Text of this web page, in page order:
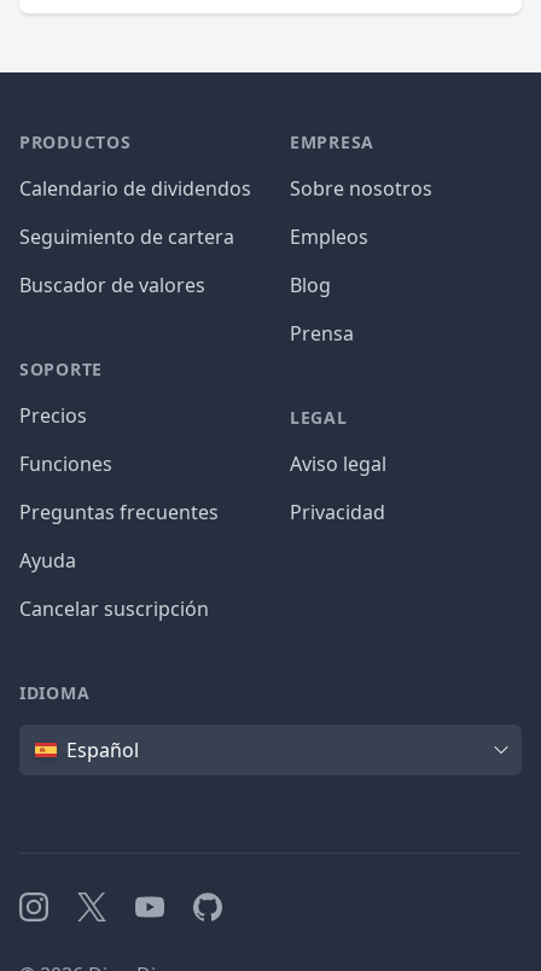
PRODUCTOS
Calendario de dividendos
Seguimiento de cartera
Buscador de valores
SOPORTE
Precios
Funciones
Preguntas frecuentes
Ayuda
Cancelar suscripción
EMPRESA
Sobre nosotros
Empleos
Blog
Prensa
LEGAL
Aviso legal
Privacidad
IDIOMA
IdiomaEspañol
Instagram
X YouTubeGitHub